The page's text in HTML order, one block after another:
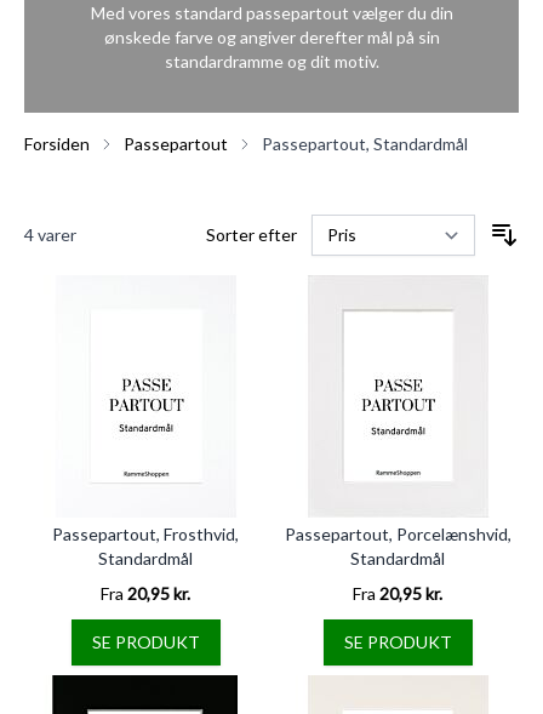
Med vores standard passepartout vælger du din
ønskede farve og angiver derefter mål på sin
standardramme og dit motiv.
Forsiden Passepartout Passepartout, Standardmål
4varer Sorter efter
Passepartout, Frosthvid,
Standardmål
Fra 20,95 kr.
SE PRODUKT
Passepartout, Porcelænshvid,
Standardmål
Fra 20,95 kr.
SE PRODUKT